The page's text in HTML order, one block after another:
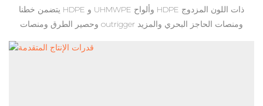
يتضمن خطنا HDPE و UHMWPE وألواح HDPE ذات اللون المزدوج
وحصير الطرق ومنصات outrigger ومنصات الحاجز البحري والمزيد